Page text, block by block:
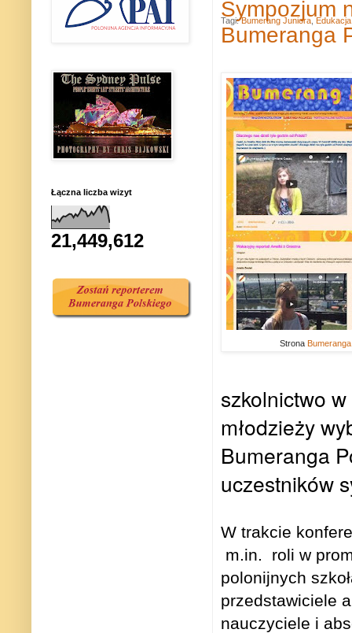
Sympozjum
Bumeranga
Strona
szkolnictwo
młodzieży
Bumeranga
uczestników
W trakcie
m.in.
roli w
polonijnych
przedstawiciele
nauczyciele i
Tagi:Bumerang Juniora Edukacja
Łączna liczba wizyt
21,449,612